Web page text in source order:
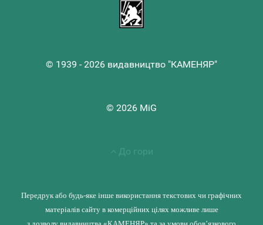
© 1939 - 2026 видавництво "КАМЕНЯР"
© 2026 MiG
До гори
Передрук або будь-яке інше використання текстових чи графічних
матеріалів сайту в комерційних цілях можливе лише